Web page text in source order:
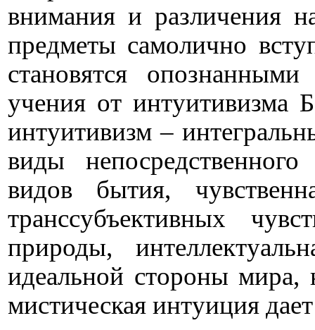
внимания и различения
предметы самолично
становятся
учения от интуитивизма
интуитивизм –
виды
видов бытия,
транссубъективных
природы,
идеальной стороны мира,
мистическая интуиция